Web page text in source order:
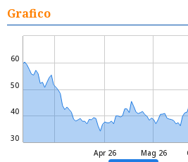
Grafico
Mag 26
Apr 26
30
40
50
60